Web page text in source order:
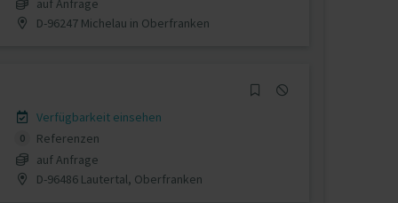
D-96247 Michelau in Oberfranken
Verfügbarkeit einsehen
0
Referenzen
auf Anfrage
D-96486 Lautertal, Oberfranken